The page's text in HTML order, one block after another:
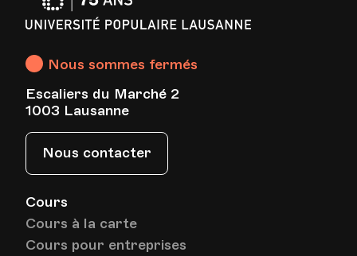
Cours
Cours à la carte
Cours pour entreprises
Nous sommes fermés
Escaliers du Marché 2
1003 Lausanne
Nous contacter